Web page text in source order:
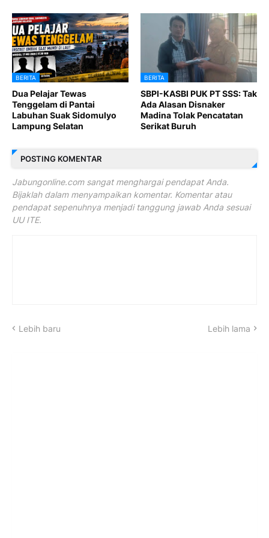
BERITA
Dua Pelajar Tewas
Tenggelam di Pantai
Labuhan Suak Sidomulyo
Lampung Selatan
BERITA
SBPI-KASBI PUK PT SSS: Tak
Ada Alasan Disnaker
Madina Tolak Pencatatan
Serikat Buruh
POSTING KOMENTAR
Jabungonline.com sangat menghargai pendapat Anda.
Bijaklah dalam menyampaikan komentar. Komentar atau
pendapat sepenuhnya menjadi tanggung jawab Anda sesuai
UU ITE.
Lebih baru Lebih lama